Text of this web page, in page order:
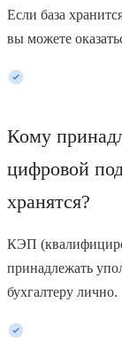
Если база
вы можете
Кому
цифровой
хранятся?
КЭП
принадлежать
бухгалтеру лично.